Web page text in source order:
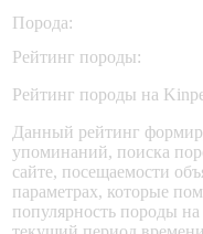
Порода:
Рейтинг породы:
Рейтинг породы на
Данный рейтинг
упоминаний, поиска
сайте, посещаемости
параметрах, которые
популярность породы